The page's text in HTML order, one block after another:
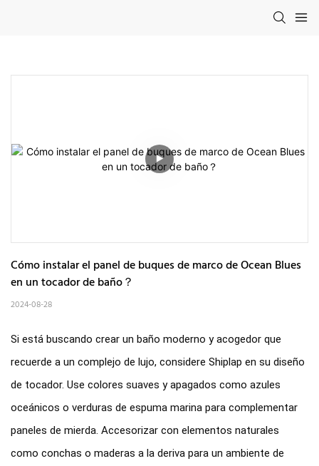
Cómo instalar el panel de buques de marco de Ocean Blues
en un tocador de baño？
2024-08-28
Si está buscando crear un baño moderno y acogedor que
recuerde a un complejo de lujo, considere Shiplap en su diseño
de tocador. Use colores suaves y apagados como azules
oceánicos o verduras de espuma marina para complementar
paneles de mierda. Accesorizar con elementos naturales
como conchas o maderas a la deriva para un ambiente de